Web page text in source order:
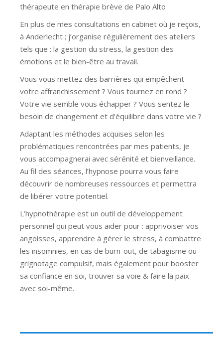
thérapeute en thérapie brève de Palo Alto
En plus de mes consultations en cabinet où je reçois,
à Anderlecht ; j’organise régulièrement des ateliers
tels que : la gestion du stress, la gestion des
émotions et le bien-être au travail.
Vous vous mettez des barrières qui empêchent
votre affranchissement ? Vous tournez en rond ?
Votre vie semble vous échapper ? Vous sentez le
besoin de changement et d’équilibre dans votre vie ?
Adaptant les méthodes acquises selon les
problématiques rencontrées par mes patients, je
vous accompagnerai avec sérénité et bienveillance.
Au fil des séances, l’hypnose pourra vous faire
découvrir de nombreuses ressources et permettra
de libérer votre potentiel.
L’hypnothérapie est un outil de développement
personnel qui peut vous aider pour : apprivoiser vos
angoisses, apprendre à gérer le stress, à combattre
les insomnies, en cas de burn-out, de tabagisme ou
grignotage compulsif, mais également pour booster
sa confiance en soi, trouver sa voie & faire la paix
avec soi-même.